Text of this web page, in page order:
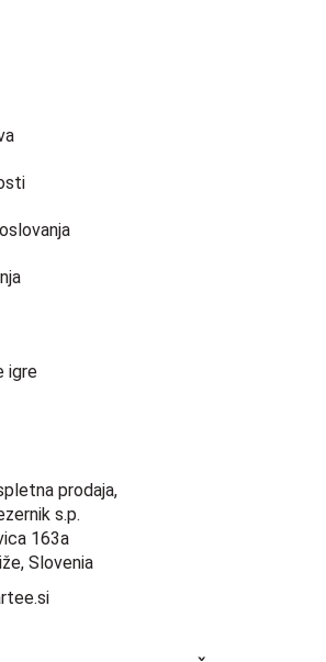
igre
prodaja,
s.p.
163a
Slovenia